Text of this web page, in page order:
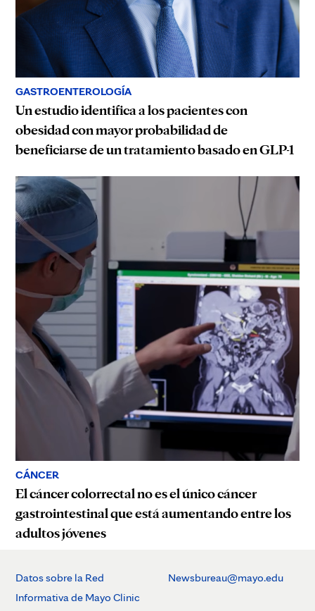
GASTROENTEROLOGÍA
Un estudio identifica a los pacientes con
obesidad con mayor probabilidad de
beneficiarse de un tratamiento basado en GLP-1
CÁNCER
El cáncer colorrectal no es el único cáncer
gastrointestinal que está aumentando entre los
adultos jóvenes
Datos sobre la Red
Informativa de Mayo Clinic
Newsbureau@mayo.edu